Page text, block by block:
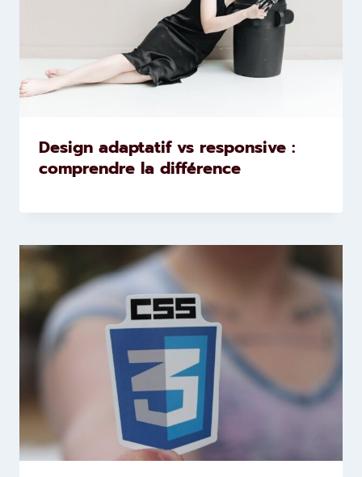
Design adaptatif vs responsive :
comprendre la différence